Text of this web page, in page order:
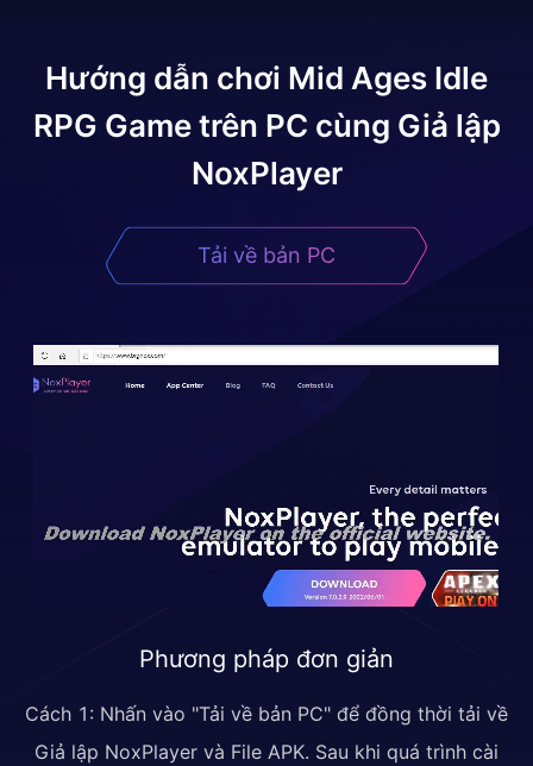
Hướng dẫn chơi Mid Ages Idle
RPG Gametrên PC cùng Giả lập
NoxPlayer
Tải về bản PC
Phương pháp đơn giản
Cách 1: Nhấn vào "Tải về bản PC" để đồng thời tải về
Giả lập NoxPlayer và File APK. Sau khi quá trình cài